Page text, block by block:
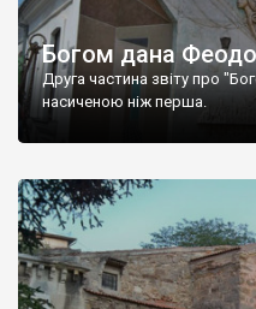
Богом дана
Друга частина звіту про
насиченою ніж перша.